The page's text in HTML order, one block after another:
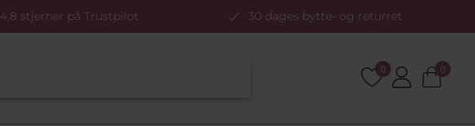
4,8 stjerner på Trustpilot 30 dages bytte- og returret
0 0